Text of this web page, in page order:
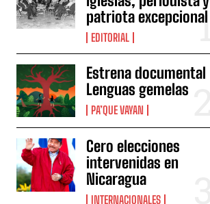
patriota excepcional
EDITORIAL
Estrena documental
Lenguas gemelas
PA’QUE VAYAN
Cero elecciones
intervenidas en
Nicaragua
INTERNACIONALES